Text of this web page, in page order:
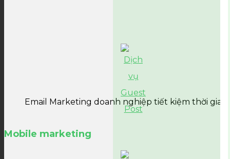
Email Marketing doanh nghiệp tiết kiệm thời gian
Mobile marketing